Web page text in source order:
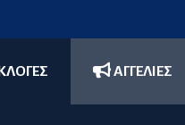
ΑΓΓΕΛΙΕΣ